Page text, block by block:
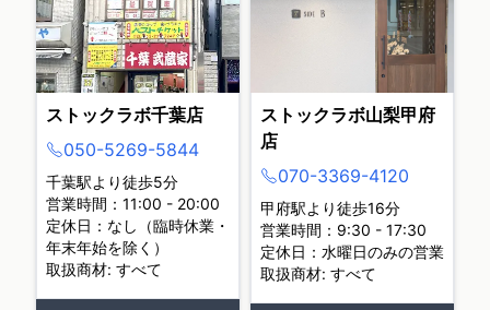
ストックラボ千葉店
050-5269-5844
千葉駅より徒歩5分
営業時間：11:00 - 20:00
定休日：なし（臨時休業・
年末年始を除く）
取扱商材: すべて
ストックラボ山梨甲府
店
070-3369-4120
甲府駅より徒歩16分
営業時間：9:30 - 17:30
定休日：水曜日のみの営業
取扱商材: すべて